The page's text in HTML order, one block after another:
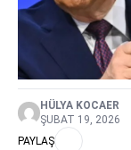
HÜLYA KOCAER
ŞUBAT 19, 2026
PAYLAŞ